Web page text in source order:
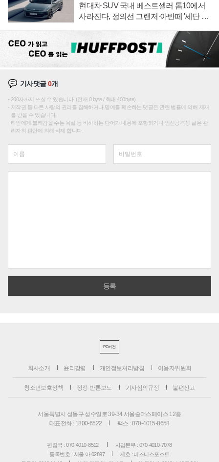
현대차 SUV 국내 베스트셀러 톱10에서
사라진다, 정의선 그랜저·아반떼 '세단 쌍
기사댓글0개
200자까지 쓰실 수 있습니다. (현재 0 byte / 최대 400byte)
저작권 등 다른 사람의 권리를 침해하거나 명예를 훼손하는 댓글은 관련 법률에 의해 제재
를 받을 수 있습니다.
타인에게 불쾌감을 주는 욕설 등 비하하는 단어가 내용에 포함되거나 인신공격성 글은 관
리자의 판단에 의해 삭제 합니다.
PC버전
회사소개 윤리강령 개인정보처리방침 이용자위원회
청소년보호정책 정정·반론보도 기사심의규정 불편신고
서울특별시 성동구 성수일로 39-34 서울숲더스페이스 12층
대표전화 : 1800-6522
팩스 : 070-4015-8658
편집국 : 070-4010-8512
사업본부 : 070-4010-7078
등록번호 : 서울 아 02897
제호 : 비즈니스포스트